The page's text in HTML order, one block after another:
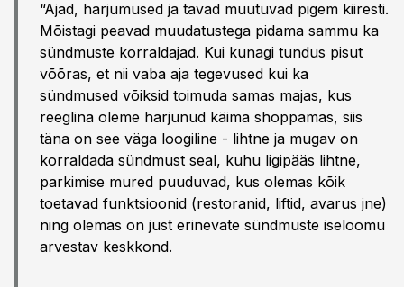
“Ajad, harjumused ja tavad muutuvad pigem kiiresti.
Mõistagi peavad muudatustega pidama sammu ka
sündmuste korraldajad. Kui kunagi tundus pisut
võõras, et nii vaba aja tegevused kui ka
sündmused võiksid toimuda samas majas, kus
reeglina oleme harjunud käima shoppamas, siis
täna on see väga loogiline - lihtne ja mugav on
korraldada sündmust seal, kuhu ligipääs lihtne,
parkimise mured puuduvad, kus olemas kõik
toetavad funktsioonid (restoranid, liftid, avarus jne)
ning olemas on just erinevate sündmuste iseloomu
arvestav keskkond.